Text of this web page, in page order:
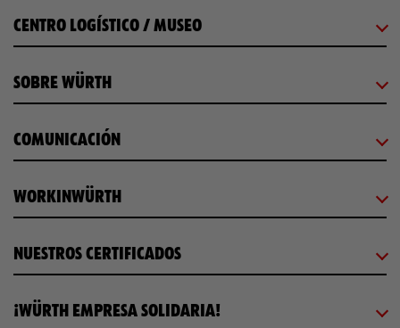
CENTRO LOGÍSTICO / MUSEO
SOBRE WÜRTH
COMUNICACIÓN
WORKINWÜRTH
NUESTROS CERTIFICADOS
¡WÜRTH EMPRESA SOLIDARIA!